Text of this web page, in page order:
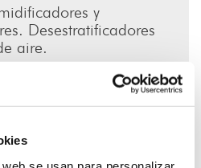
y
Desestratificadores
aire.